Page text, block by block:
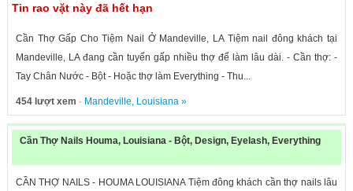
Tin rao vặt này đã hết hạn
Cần Thợ Gấp Cho Tiệm Nail Ở Mandeville, LA Tiệm nail đông khách tại
Mandeville, LA đang cần tuyển gấp nhiều thợ để làm lâu dài. - Cần thợ: -
Tay Chân Nước - Bột - Hoặc thợ làm Everything - Thu...
454 lượt xem · Mandeville, Louisiana»
Cần Thợ Nails Houma, Louisiana - Bột, Design, Eyelash, Everything
CẦN THỢ NAILS - HOUMA LOUISIANA Tiệm đông khách cần thợ nails lâu